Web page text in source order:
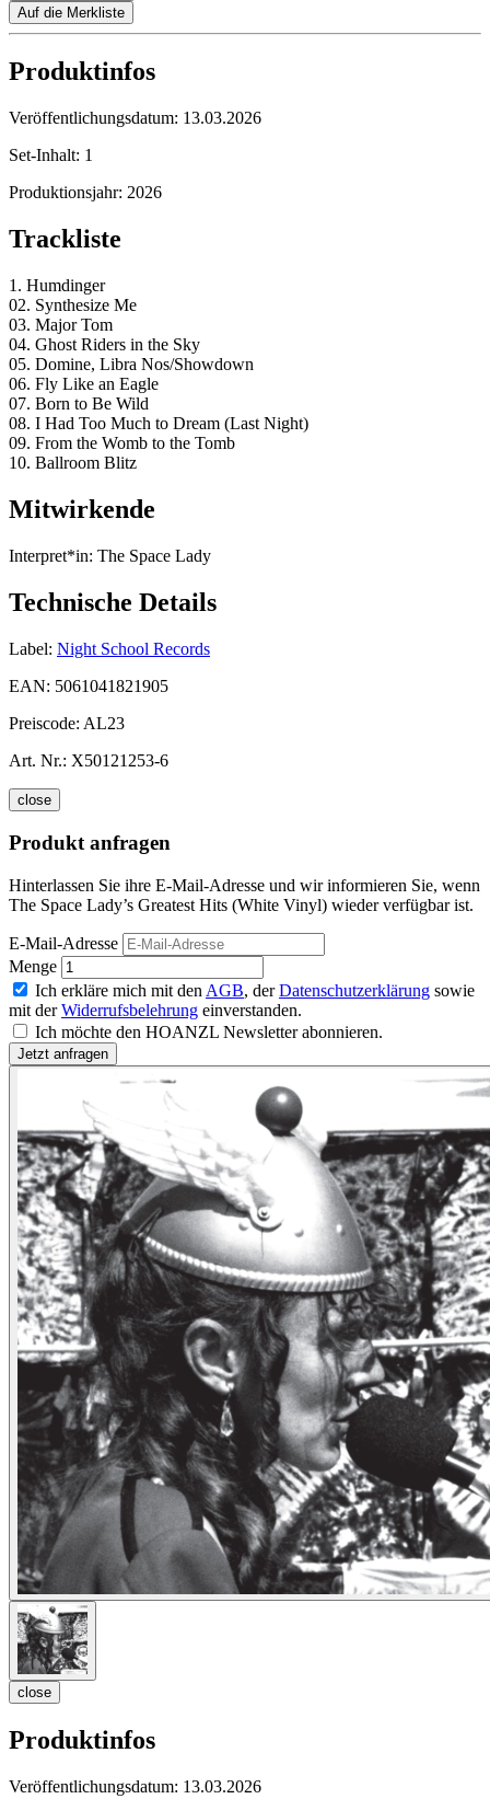
Auf die Merkliste
Produktinfos
Veröffentlichungsdatum: 13.03.2026
Set-Inhalt: 1
Produktionsjahr: 2026
Trackliste
1. Humdinger
02. Synthesize Me
03. Major Tom
04. Ghost Riders in the Sky
05. Domine, Libra Nos/Showdown
06. Fly Like an Eagle
07. Born to Be Wild
08. I Had Too Much to Dream (Last Night)
09. From the Womb to the Tomb
10. Ballroom Blitz
Mitwirkende
Interpret*in: The Space Lady
Technische Details
Label: Night School Records
EAN: 5061041821905
Preiscode: AL23
Art. Nr.: X50121253-6
close
Produkt anfragen
Hinterlassen Sie ihre E-Mail-Adresse und wir informieren Sie, wenn
The Space Lady’s Greatest Hits (White Vinyl) wieder verfügbar ist.
E-Mail-Adresse
Menge
Ich erkläre mich mit den AGB, derDatenschutzerklärung sowie
mit derWiderrufsbelehrung einverstanden.
Ich möchte den HOANZL Newsletter abonnieren.
close
Produktinfos
Veröffentlichungsdatum: 13.03.2026